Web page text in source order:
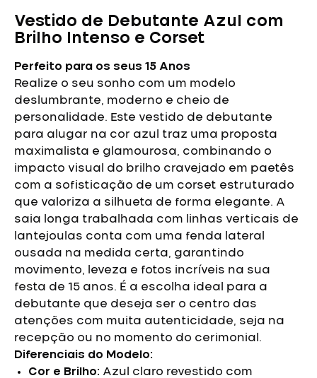
Vestido de Debutante Azul com
Brilho Intenso e Corset
Perfeito para os seus 15 Anos
Realize o seu sonho com um modelo
deslumbrante, moderno e cheio de
personalidade. Este vestido de debutante
para alugar na cor azul traz uma proposta
maximalista e glamourosa, combinando o
impacto visual do brilho cravejado em paetês
com a sofisticação de um corset estruturado
que valoriza a silhueta de forma elegante. A
saia longa trabalhada com linhas verticais de
lantejoulas conta com uma fenda lateral
ousada na medida certa, garantindo
movimento, leveza e fotos incríveis na sua
festa de 15 anos. É a escolha ideal para a
debutante que deseja ser o centro das
atenções com muita autenticidade, seja na
recepção ou no momento do cerimonial.
Diferenciais do Modelo:
Cor e Brilho: Azul claro revestido com